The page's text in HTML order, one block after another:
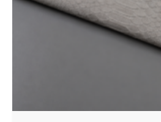
gekozen
worden